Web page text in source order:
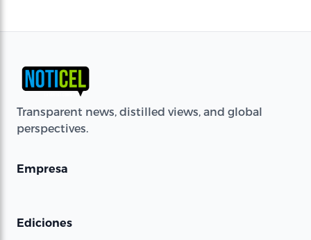
Transparent news, distilled views, and global
perspectives.
Empresa
Ediciones